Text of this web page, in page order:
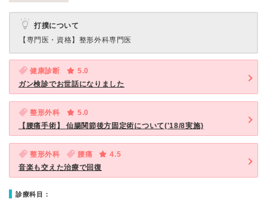
打撲について
【専門医・資格】 整形外科専門医
健康診断
5.0
ガン検診でお世話になりました
整形外科
5.0
【腰痛手術】 仙腸関節後方固定術について('18/8実施)
整形外科 腰痛
4.5
音楽も交えた治療で回復
診療科目：